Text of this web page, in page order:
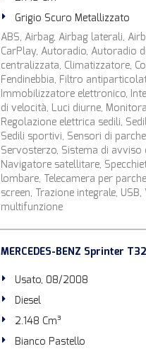
Grigio Scuro Metallizzato
ABS, Airbag, Airbag laterali,
CarPlay, Autoradio, Autoradio
centralizzata, Climatizzatore,
Fendinebbia, Filtro
Immobilizzatore elettronico,
di velocità, Luci diurne,
Regolazione elettrica sedili,
Sedili sportivi, Sensori di
Servosterzo, Sistema di avviso
Navigatore satellitare,
lombare, Telecamera per
screen, Trazione integrale,
multifunzione
MERCEDES-BENZ Sprinter
Usato, 08/2008
Diesel
2.148 Cm³
Bianco Pastello